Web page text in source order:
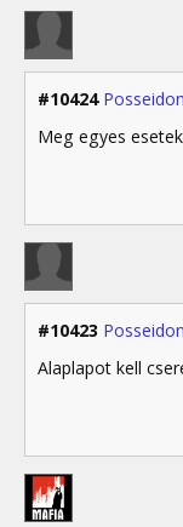
#10424 Posseidon
Meg egyes
#10423 Posseidon
Alaplapot kell